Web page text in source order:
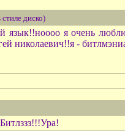
диско)
язык!!ноооо я очень
николаевич!!я -